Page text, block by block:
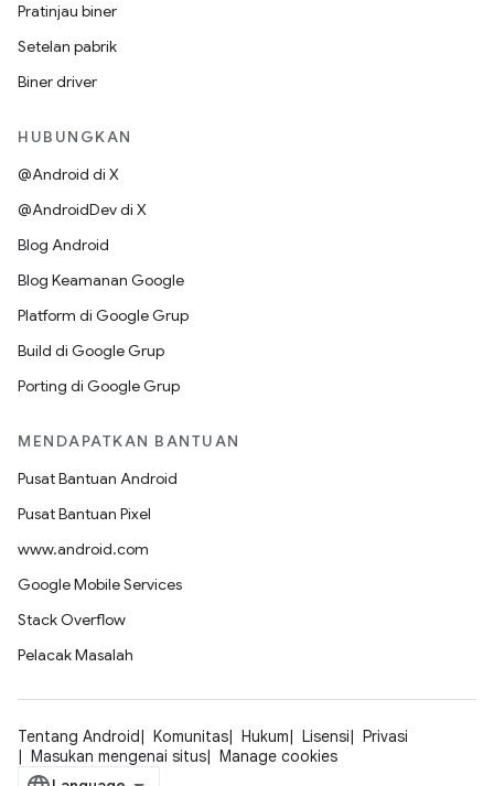
Pratinjau biner
Setelan pabrik
Biner driver
HUBUNGKAN
@Android di X
@AndroidDev di X
Blog Android
Blog Keamanan Google
Platform di Google Grup
Build di Google Grup
Porting di Google Grup
MENDAPATKAN BANTUAN
Pusat Bantuan Android
Pusat Bantuan Pixel
www.android.com
Google Mobile Services
Stack Overflow
Pelacak Masalah
Tentang Android Komunitas Hukum Lisensi
Privasi
Masukan mengenai situs
Manage cookies